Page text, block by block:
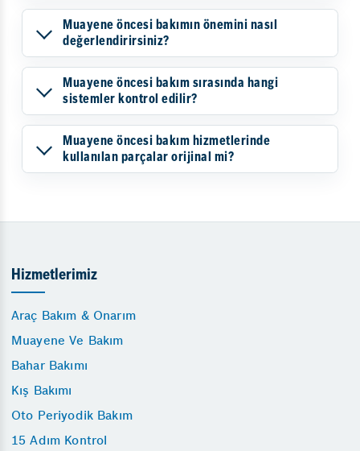
Muayene öncesi bakımın önemini nasıl
değerlendirirsiniz?
Muayene öncesi bakım sırasında hangi
sistemler kontrol edilir?
Muayene öncesi bakım hizmetlerinde
kullanılan parçalar orijinal mi?
Hizmetlerimiz
Araç Bakım & Onarım
Muayene Ve Bakım
Bahar Bakımı
Kış Bakımı
Oto Periyodik Bakım
15 Adım Kontrol